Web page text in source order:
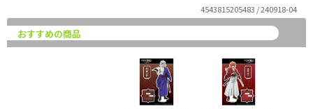
4543815205483 / 240918-04
おすすめの商品